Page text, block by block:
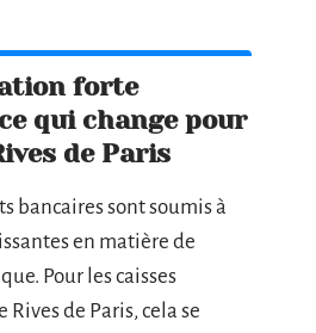
forte
qui change pour
de Paris
bancaires sont soumis à
en matière de
Pour les caisses
de Paris, cela se